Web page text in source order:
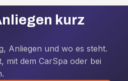
kurz
Anliegen und wo es steht.
dem CarSpa oder bei